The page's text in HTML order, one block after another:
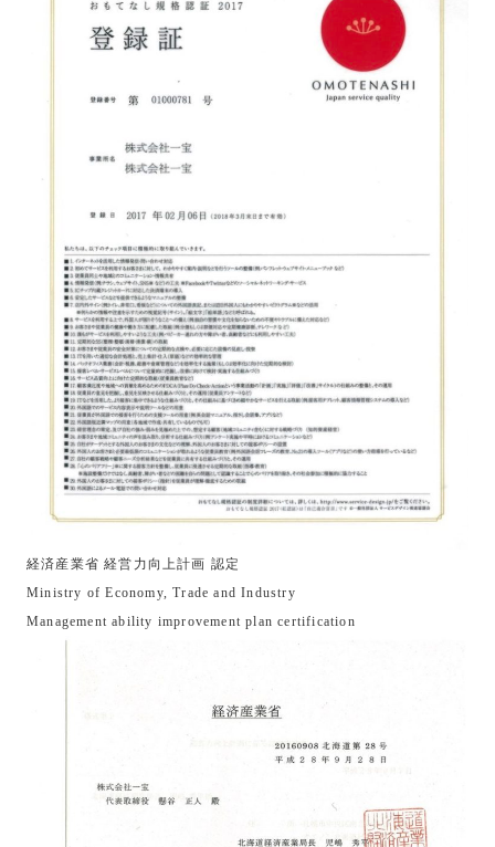
経済産業省 経営力向上計画 認定
Ministry of Economy, Trade and Industry
Management ability improvement plan certification